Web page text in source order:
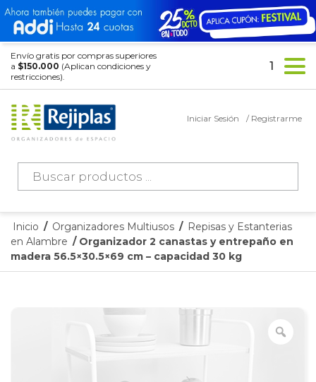
Envío gratis por compras superiores
a $150.000 (Aplican condiciones y
restricciones).
Búsqueda
productos
Iniciar Sesión / Registrarme
1
Inicio / Organizadores Multiusos / Repisas y Estanterias
en Alambre / Organizador 2 canastas y entrepaño en
madera 56.5×30.5×69 cm – capacidad 30 kg